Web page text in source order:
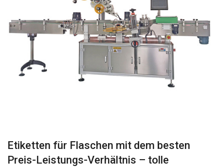
Etiketten für Flaschen mit dem besten
Preis-Leistungs-Verhältnis – tolle